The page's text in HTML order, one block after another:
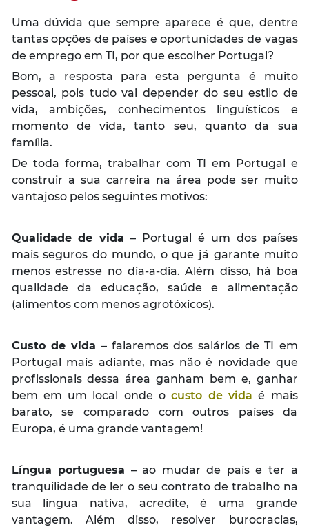
Uma dúvida que sempre aparece é que, dentre
tantas opções de países e oportunidades de vagas
de emprego em TI, por que escolher Portugal?
Bom, a resposta para esta pergunta é muito
pessoal, pois tudo vai depender do seu estilo de
vida, ambições, conhecimentos linguísticos e
momento de vida, tanto seu, quanto da sua
família.
De toda forma, trabalhar com TI em Portugal e
construir a sua carreira na área pode ser muito
vantajoso pelos seguintes motivos:
Qualidade de vida – Portugal é um dos países
mais seguros do mundo, o que já garante muito
menos estresse no dia-a-dia. Além disso, há boa
qualidade da educação, saúde e alimentação
(alimentos com menos agrotóxicos).
Custo de vida – falaremos dos salários de TI em
Portugal mais adiante, mas não é novidade que
profissionais dessa área ganham bem e, ganhar
bem em um local onde ocusto de vida é mais
barato, se comparado com outros países da
Europa, é uma grande vantagem!
Língua portuguesa – ao mudar de país e ter a
tranquilidade de ler o seu contrato de trabalho na
sua língua nativa, acredite, é uma grande
vantagem. Além disso, resolver burocracias,